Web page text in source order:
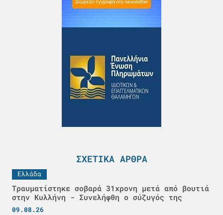
ΣΧΕΤΙΚΆ ΆΡΘΡΑ
Ελλάδα
Τραυματίστηκε σοβαρά 31χρονη μετά από βουτιά
στην Κυλλήνη - Συνελήφθη ο σύζυγός της
09.08.26